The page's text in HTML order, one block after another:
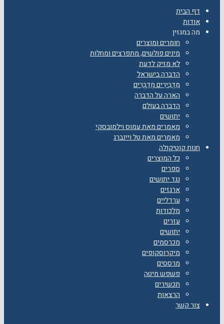
דף הבית
אודות
מה במגזין
חומרים ומוצרים
מינים פולשים, מתפרצים ומחלות
לא מזיק לדעת
הדברה בישראל
מַדְבִּירִים מְדַבְּרִים
הארה על הדברה
הדברה בעולם
יתושים
מאמרים מאת עמוס וילמובסקי
מאמרים מאת טל ויינברג
חנות קוטיקולה
כל המוצרים
ספרים
נגד יתושים
ארגזים
ערדליים
מלכודות
עזרים
יתושים
מכרסמים
מיקרוסקופים
מרססים
פשפש מיטה
תכשירים
הרצאות
צור קשר